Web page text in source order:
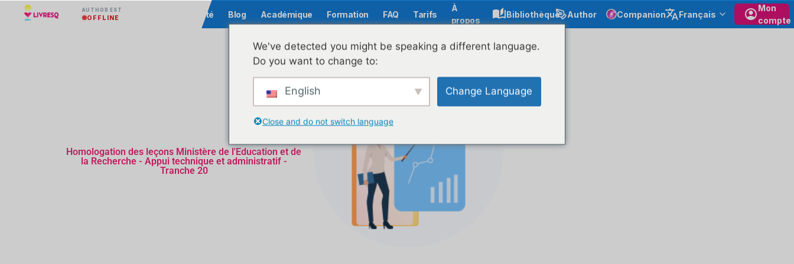
AUTHOR EST
OFFLINE Communauté Blog Académique Formation FAQ Tarifs
À
propos
Bibliothèque Author Companion Français
Mon
compte
Homologation des leçons Ministère de l'Education et de
la Recherche - Appui technique et administratif -
Tranche 20
We've detected you might be speaking a different language.
Do you want to change to:
English Change Language
Close and do not switch language